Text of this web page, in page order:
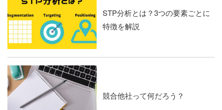
STP分析とは？3つの要素ごとに
特徴を解説
競合他社って何だろう？